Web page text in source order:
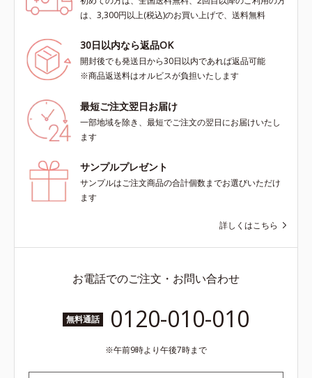
は、3,300円以上(税込)のお買い上げで、送料無料
30日以内なら返品OK
開封後でも発送日から30日以内であれば返品可能
※商品返送料はオルビスが負担いたします
最短ご注文翌日お届け
一部地域を除き、最短でご注文の翌日にお届けいたし
ます
サンプルプレゼント
サンプルはご注文商品の合計個数までお選びいただけ
ます
詳しくはこちら
お電話でのご注文・お問い合わせ
無料通話 0120-010-010
午前9時より午後7時まで